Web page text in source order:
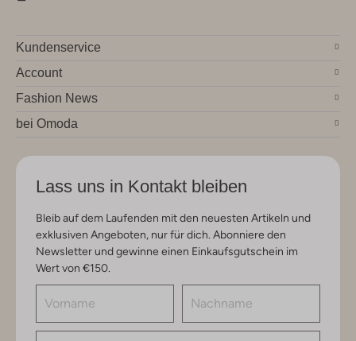
Kundenservice
Account
Fashion News
bei Omoda
Lass uns in Kontakt bleiben
Bleib auf dem Laufenden mit den neuesten Artikeln und
exklusiven Angeboten, nur für dich. Abonniere den
Newsletter und gewinne einen Einkaufsgutschein im
Wert von €150.